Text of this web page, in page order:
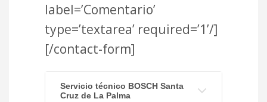
label=’Comentario’
type=’textarea’ required=’1’/]
[/contact-form]
Servicio técnico BOSCH Santa
Cruz de La Palma